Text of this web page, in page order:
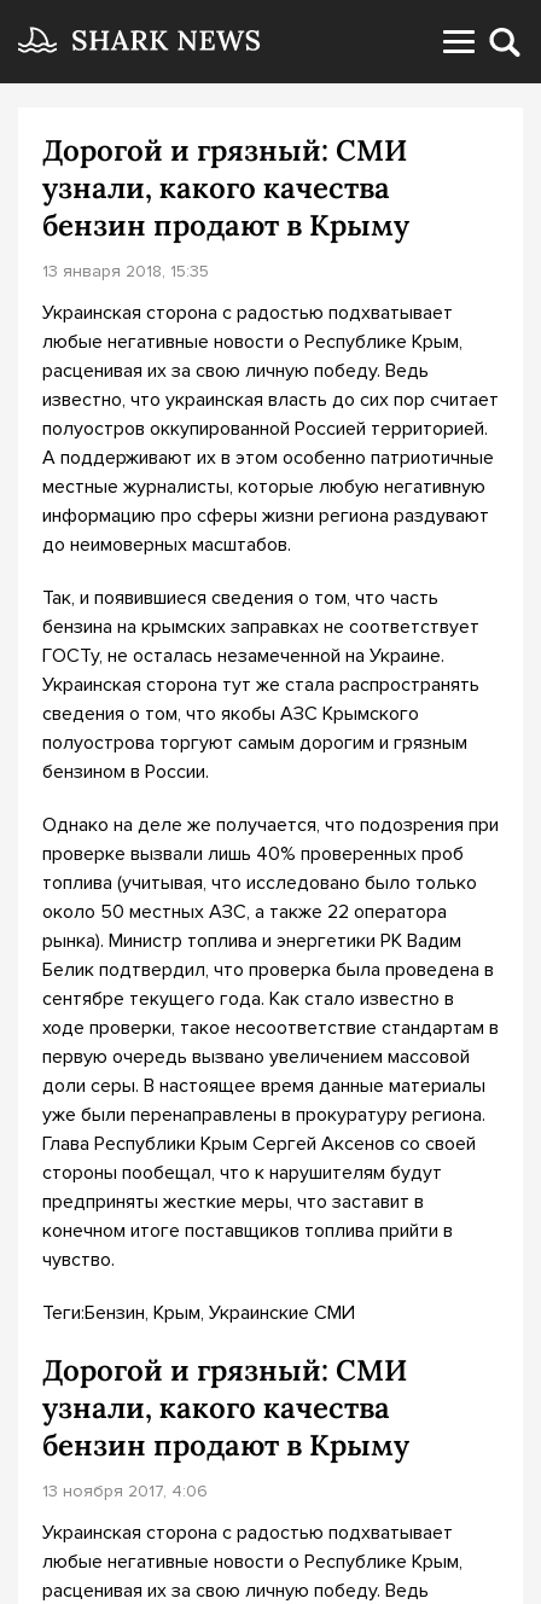
Дорогой и грязный: СМИ
узнали, какого качества
бензин продают в Крыму
13 января 2018, 15:35
Украинская сторона с радостью подхватывает
любые негативные новости о Республике Крым,
расценивая их за свою личную победу. Ведь
известно, что украинская власть до сих пор считает
полуостров оккупированной Россией территорией.
А поддерживают их в этом особенно патриотичные
местные журналисты, которые любую негативную
информацию про сферы жизни региона раздувают
до неимоверных масштабов.
Так, и появившиеся сведения о том, что часть
бензина на крымских заправках не соответствует
ГОСТу, не осталась незамеченной на Украине.
Украинская сторона тут же стала распространять
сведения о том, что якобы АЗС Крымского
полуострова торгуют самым дорогим и грязным
бензином в России.
Однако на деле же получается, что подозрения при
проверке вызвали лишь 40% проверенных проб
топлива (учитывая, что исследовано было только
около 50 местных АЗС, а также 22 оператора
рынка). Министр топлива и энергетики РК Вадим
Белик подтвердил, что проверка была проведена в
сентябре текущего года. Как стало известно в
ходе проверки, такое несоответствие стандартам в
первую очередь вызвано увеличением массовой
доли серы. В настоящее время данные материалы
уже были перенаправлены в прокуратуру региона.
Глава Республики Крым Сергей Аксенов со своей
стороны пообещал, что к нарушителям будут
предприняты жесткие меры, что заставит в
конечном итоге поставщиков топлива прийти в
чувство.
Теги:Бензин, Крым, Украинские СМИ
Дорогой и грязный: СМИ
узнали, какого качества
бензин продают в Крыму
13 ноября 2017, 4:06
Украинская сторона с радостью подхватывает
любые негативные новости о Республике Крым,
расценивая их за свою личную победу. Ведь